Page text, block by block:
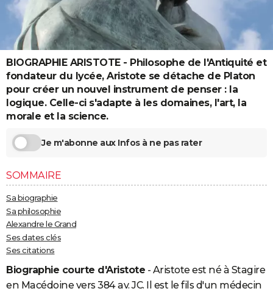
Destinations
City break
Voyage nature
Voyage de noces
Forum
Climat
+PHOTO
GUIDES D'ACHAT
BONS PLANS
CARTE DE VOEUX
Carte de Noël
Carte Bonne année
Carte Saint-Valentin
Carte Pâques
Carte d'anniversaire
DICTIONNAIRE
Dictionnaire
Biographies
Citations
Expressions
Proverbes
PROGRAMME TV
S'inscrire
Se connecter
Lycées
Collèges
Primaires
Universités
Entreprises
Service militaire
Avis de recherche
AVIS DE DÉCÈS
FORUM
Bricolage
Lifestyle
Culture
Sport
Auto
Television
Voyage
Cinema
BIOGRAPHIE ARISTOTE - Philosophe de l'Antiquité et
fondateur du lycée, Aristote se détache de Platon
pour créer un nouvel instrument de penser : la
logique. Celle-ci s'adapte à les domaines, l'art, la
morale et la science.
Je m'abonne aux Infos à ne pas rater
SOMMAIRE
Sa biographie
Sa philosophie
Alexandre le Grand
Ses dates clés
Ses citations
Biographie courte d'Aristote - Aristote est né à Stagire
en Macédoine vers 384 av. JC. Il est le fils d'un médecin